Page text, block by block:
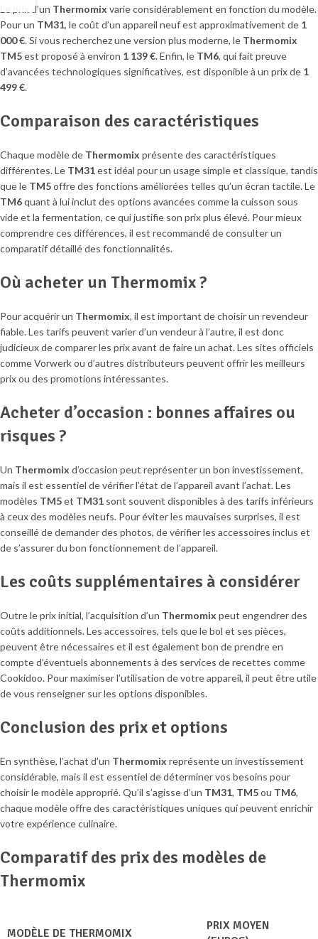
Le prix d’un Thermomix varie considérablement en fonction du modèle.
Pour un TM31, le coût d’un appareil neuf est approximativement de 1
000 €. Si vous recherchez une version plus moderne, le Thermomix
TM5est proposé à environ 1 139 €. Enfin, le TM6, qui fait preuve
d’avancées technologiques significatives, est disponible à un prix de 1
499 €.
Comparaison des caractéristiques
Chaque modèle de Thermomix présente des caractéristiques
différentes. Le TM31est idéal pour un usage simple et classique, tandis
que le TM5offre des fonctions améliorées telles qu’un écran tactile. Le
TM6quant à lui inclut des options avancées comme la cuisson sous
vide et la fermentation, ce qui justifie son prix plus élevé. Pour mieux
comprendre ces différences, il est recommandé de consulter un
comparatif détaillé des fonctionnalités.
Où acheter un Thermomix ?
Pour acquérir un Thermomix, il est important de choisir un revendeur
fiable. Les tarifs peuvent varier d’un vendeur à l’autre, il est donc
judicieux de comparer les prix avant de faire un achat. Les sites officiels
comme Vorwerk ou d’autres distributeurs peuvent offrir les meilleurs
prix ou des promotions intéressantes.
Acheter d’occasion : bonnes affaires ou
risques ?
Un Thermomix d’occasion peut représenter un bon investissement,
mais il est essentiel de vérifier l’état de l’appareil avant l’achat. Les
modèles TM5et TM31 sont souvent disponibles à des tarifs inférieurs
à ceux des modèles neufs. Pour éviter les mauvaises surprises, il est
conseillé de demander des photos, de vérifier les accessoires inclus et
de s’assurer du bon fonctionnement de l’appareil.
Les coûts supplémentaires à considérer
Outre le prix initial, l’acquisition d’un Thermomix peut engendrer des
coûts additionnels. Les accessoires, tels que le bol et ses pièces,
peuvent être nécessaires et il est également bon de prendre en
compte d’éventuels abonnements à des services de recettes comme
Cookidoo. Pour maximiser l’utilisation de votre appareil, il peut être utile
de vous renseigner sur les options disponibles.
Conclusion des prix et options
En synthèse, l’achat d’un Thermomix représente un investissement
considérable, mais il est essentiel de déterminer vos besoins pour
choisir le modèle approprié. Qu’il s’agisse d’un TM31, TM5ou TM6,
chaque modèle offre des caractéristiques uniques qui peuvent enrichir
votre expérience culinaire.
Comparatif des prix des modèles de
Thermomix
MODÈLE DE THERMOMIX
PRIX MOYEN